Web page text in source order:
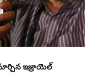
ఇజ్రాయెల్